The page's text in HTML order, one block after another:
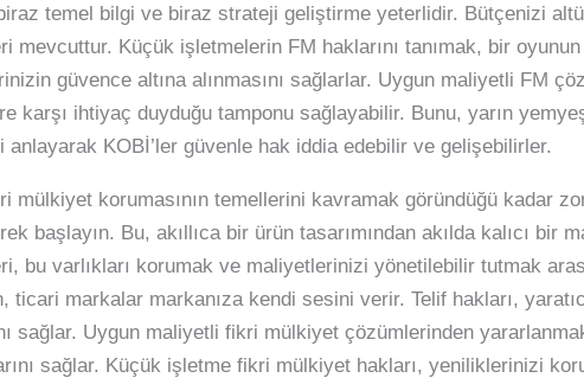
temel bilgi ve biraz strateji geliştirme yeterlidir. Bütçenizi
mevcuttur. Küçük işletmelerin FM haklarını tanımak, bir
güvence altına alınmasını sağlarlar. Uygun maliyetli FM
karşı ihtiyaç duyduğu tamponu sağlayabilir. Bunu, yarın
anlayarak KOBİ’ler güvenle hak iddia edebilir ve gelişebilirler.
mülkiyet korumasının temellerini kavramak göründüğü kadar
başlayın. Bu, akıllıca bir ürün tasarımından akılda kalıcı
bu varlıkları korumak ve maliyetlerinizi yönetilebilir tutmak
ticari markalar markanıza kendi sesini verir. Telif hakları,
sağlar. Uygun maliyetli fikri mülkiyet çözümlerinden
sağlar. Küçük işletme fikri mülkiyet hakları, yeniliklerinizi